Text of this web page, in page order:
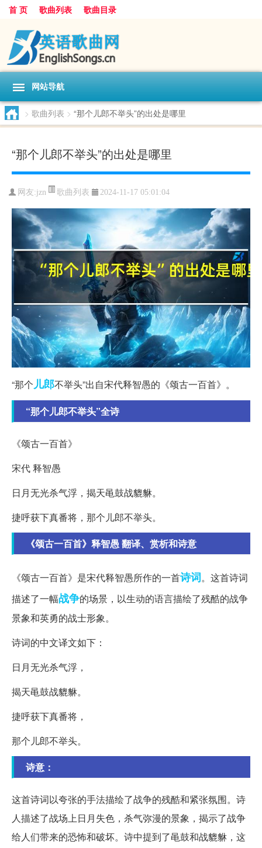
首 页 歌曲列表 歌曲目录
网站导航
> 歌曲列表 > “那个儿郎不举头”的出处是哪里
“那个儿郎不举头”的出处是哪里
网友:jzn 歌曲列表 2024-11-17 05:01:04
“那个儿郎不举头”出自宋代释智愚的《颂古一百首》。
“那个儿郎不举头”全诗
《颂古一百首》
宋代 释智愚
日月无光杀气浮，揭天黾鼓战貔貅。
捷呼获下真番将，那个儿郎不举头。
《颂古一百首》释智愚 翻译、赏析和诗意
《颂古一百首》是宋代释智愚所作的一首诗词。这首诗词
描述了一幅战争的场景，以生动的语言描绘了残酷的战争
景象和英勇的战士形象。
诗词的中文译文如下：
日月无光杀气浮，
揭天黾鼓战貔貅。
捷呼获下真番将，
那个儿郎不举头。
诗意：
这首诗词以夸张的手法描绘了战争的残酷和紧张氛围。诗
人描述了战场上日月失色，杀气弥漫的景象，揭示了战争
给人们带来的恐怖和破坏。诗中提到了黾鼓和战貔貅，这